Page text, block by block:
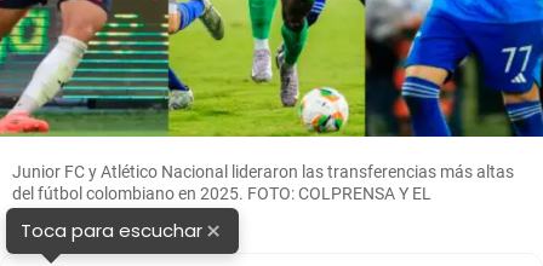
Junior FC y Atlético Nacional lideraron las transferencias más altas
del fútbol colombiano en 2025. FOTO: COLPRENSA Y EL
COLOMBIANO
Toca para escuchar×